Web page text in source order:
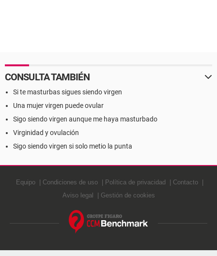
CONSULTA TAMBIÉN
Si te masturbas sigues siendo virgen
Una mujer virgen puede ovular
Sigo siendo virgen aunque me haya masturbado
Virginidad y ovulación
Sigo siendo virgen si solo metio la punta
Equipo Condiciones de uso Política de privacidad
Contacto
Aviso legal
Gestión de cookies